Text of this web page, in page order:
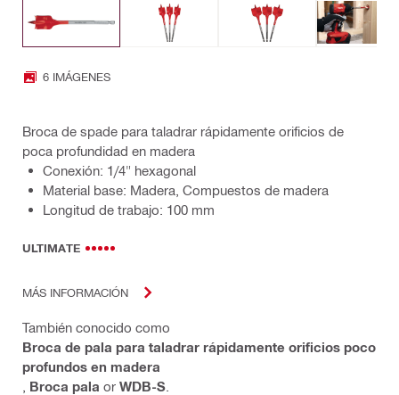
6 IMÁGENES
Broca de spade para taladrar rápidamente orificios de
poca profundidad en madera
Conexión: 1/4" hexagonal
Material base: Madera, Compuestos de madera
Longitud de trabajo: 100 mm
ULTIMATE
MÁS INFORMACIÓN
También conocido como
Broca de pala para taladrar rápidamente orificios poco
profundos en madera
Broca pala or WDB-S